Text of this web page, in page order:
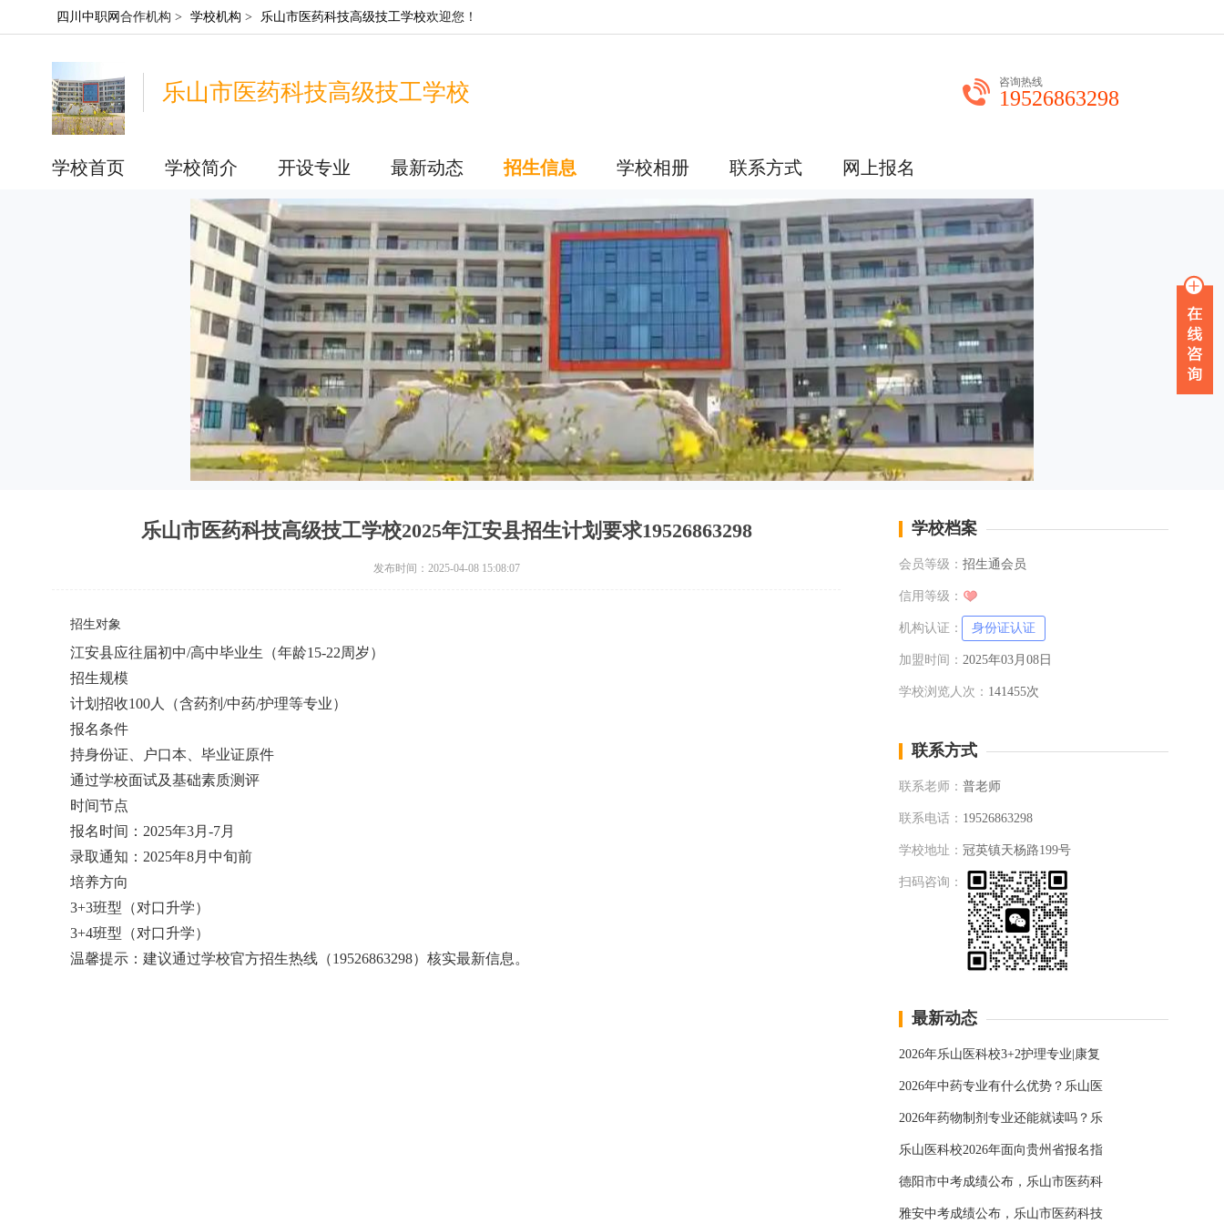
四川中职网 合作机构 > 学校机构 > 乐山市医药科技高级技工学校欢迎您！
乐山市医药科技高级技工学校 咨询热线
19526863298
学校首页 学校简介 开设专业 最新动态 招生信息 学校相册 联系方式 网上报名
乐山市医药科技高级技工学校2025年江安县招生计划要求19526863298
发布时间：2025-04-08 15:08:07
招生对象
江安县应往届初中/高中毕业生（年龄15-22周岁）
招生规模
计划招收100人（含药剂/中药/护理等专业）
报名条件
持身份证、户口本、毕业证原件
通过学校面试及基础素质测评
时间节点
报名时间：2025年3月-7月
录取通知：2025年8月中旬前
培养方向
3+3班型（对口升学）
3+4班型（对口升学）
温馨提示：建议通过学校官方招生热线（19526863298）核实最新信息。
学校档案
会员等级： 招生通会员
信用等级：
机构认证： 身份证认证
加盟时间： 2025年03月08日
学校浏览人次： 141455次
联系方式
联系老师： 普老师
联系电话： 19526863298
学校地址： 冠英镇天杨路199号
扫码咨询：
最新动态
2026年乐山医科校3+2护理专业|康复
2026年中药专业有什么优势？乐山医
2026年药物制剂专业还能就读吗？乐
乐山医科校2026年面向贵州省报名指
德阳市中考成绩公布，乐山市医药科
雅安中考成绩公布，乐山市医药科技